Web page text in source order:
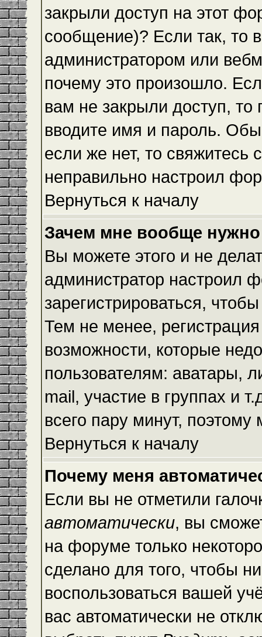
закрыли доступ на этот
сообщение)? Если так, то
администратором или
почему это произошло.
вам не закрыли доступ,
вводите имя и пароль.
если же нет, то свяжитесь
неправильно настроил
Вернуться к началу
Зачем мне вообще нужно
Вы можете этого и не
администратор настроил
зарегистрироваться,
Тем не менее,
возможности, которые
пользователям: аватары,
mail, участие в группах и
всего пару минут,
Вернуться к началу
Почему меня
Если вы не отметили
автоматически, вы
на форуме только
сделано для того, чтобы
воспользоваться вашей
вас автоматически не